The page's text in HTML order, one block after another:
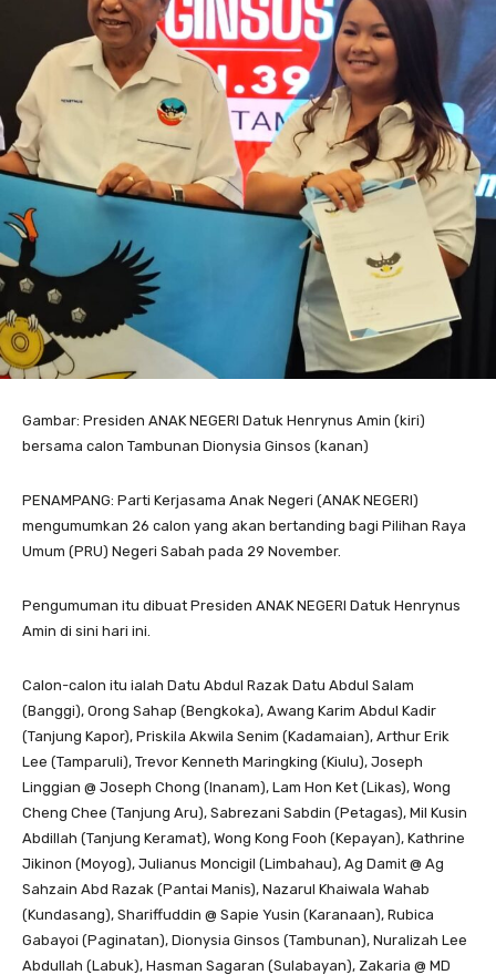
Gambar: Presiden ANAK NEGERI Datuk Henrynus Amin (kiri)
bersama calon Tambunan Dionysia Ginsos (kanan)
PENAMPANG: Parti Kerjasama Anak Negeri (ANAK NEGERI)
mengumumkan 26 calon yang akan bertanding bagi Pilihan Raya
Umum (PRU) Negeri Sabah pada 29 November.
Pengumuman itu dibuat Presiden ANAK NEGERI Datuk Henrynus
Amin di sini hari ini.
Calon-calon itu ialah Datu Abdul Razak Datu Abdul Salam
(Banggi), Orong Sahap (Bengkoka), Awang Karim Abdul Kadir
(Tanjung Kapor), Priskila Akwila Senim (Kadamaian), Arthur Erik
Lee (Tamparuli), Trevor Kenneth Maringking (Kiulu), Joseph
Linggian @ Joseph Chong (Inanam), Lam Hon Ket (Likas), Wong
Cheng Chee (Tanjung Aru), Sabrezani Sabdin (Petagas), Mil Kusin
Abdillah (Tanjung Keramat), Wong Kong Fooh (Kepayan), Kathrine
Jikinon (Moyog), Julianus Moncigil (Limbahau), Ag Damit @ Ag
Sahzain Abd Razak (Pantai Manis), Nazarul Khaiwala Wahab
(Kundasang), Shariffuddin @ Sapie Yusin (Karanaan), Rubica
Gabayoi (Paginatan), Dionysia Ginsos (Tambunan), Nuralizah Lee
Abdullah (Labuk), Hasman Sagaran (Sulabayan), Zakaria @ MD